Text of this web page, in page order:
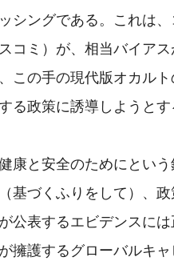
シングである。これは
コミ）が、相当バイア
この手の現代版オカル
る政策に誘導しようと
康と安全のためにとい
基づくふりをして）、
公表するエビデンスに
擁護するグローバルキ